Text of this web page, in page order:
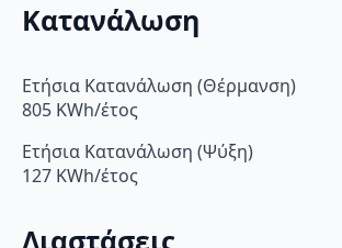
Κατανάλωση
Ετήσια Κατανάλωση (Θέρμανση)
805 KWh/έτος
Ετήσια Κατανάλωση (Ψύξη)
127 KWh/έτος
Διαστάσεις